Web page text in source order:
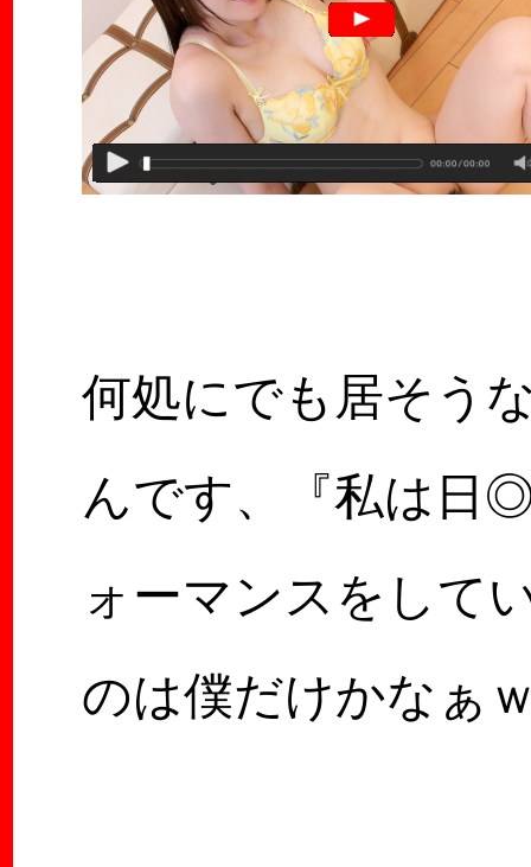
何処にでも居そう
んです、『私は日
ォーマンスをして
のは僕だけかなぁ